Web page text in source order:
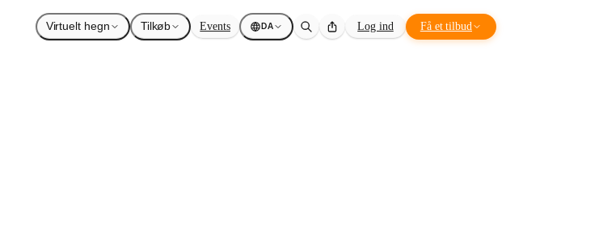
Virtuelt hegn Tilkøb Events DA Log ind Få et tilbud